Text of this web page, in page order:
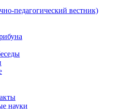
педагогический вестник)
науки